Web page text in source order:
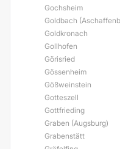
Gochsheim
Goldbach
Goldkronach
Gollhofen
Görisried
Gössenheim
Gößweinstein
Gotteszell
Gottfrieding
Graben (Augsburg)
Grabenstätt